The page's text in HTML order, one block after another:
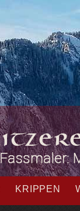
KRIPPEN